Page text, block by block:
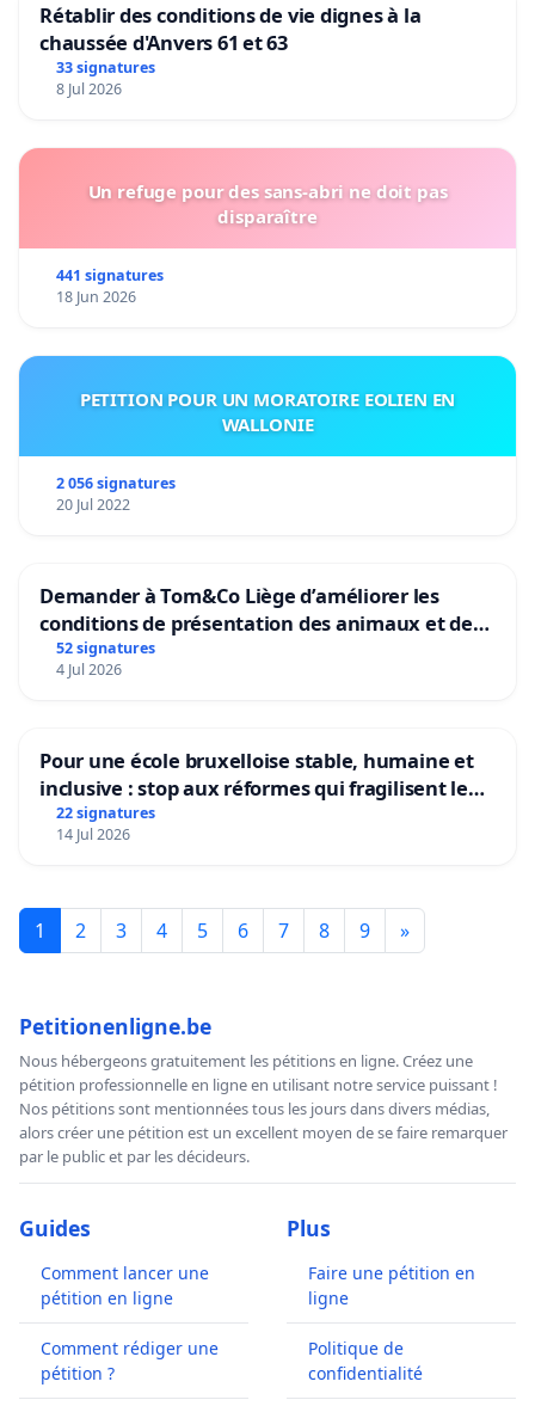
Rétablir des conditions de vie dignes à la
chaussée d'Anvers 61 et 63
33 signatures
8 Jul 2026
Un refuge pour des sans-abri ne doit pas
disparaître
441 signatures
18 Jun 2026
PETITION POUR UN MORATOIRE EOLIEN EN
WALLONIE
2 056 signatures
20 Jul 2022
Demander à Tom&Co Liège d’améliorer les
conditions de présentation des animaux et de
mettre fin à la vente d’animaux en magasin
52 signatures
4 Jul 2026
Pour une école bruxelloise stable, humaine et
inclusive : stop aux réformes qui fragilisent le
primaire
22 signatures
14 Jul 2026
1 2 3 4 5 6 7 8 9 »
Petitionenligne.be
Nous hébergeons gratuitement les pétitions en ligne. Créez une
pétition professionnelle en ligne en utilisant notre service puissant !
Nos pétitions sont mentionnées tous les jours dans divers médias,
alors créer une pétition est un excellent moyen de se faire remarquer
par le public et par les décideurs.
Guides
Comment lancer une
pétition en ligne
Comment rédiger une
pétition ?
Plus
Faire une pétition en
ligne
Politique de
confidentialité